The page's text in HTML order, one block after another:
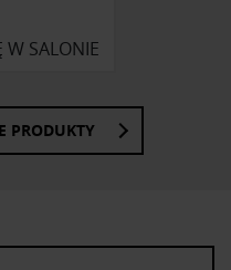
W SALONIE
PRODUKTY